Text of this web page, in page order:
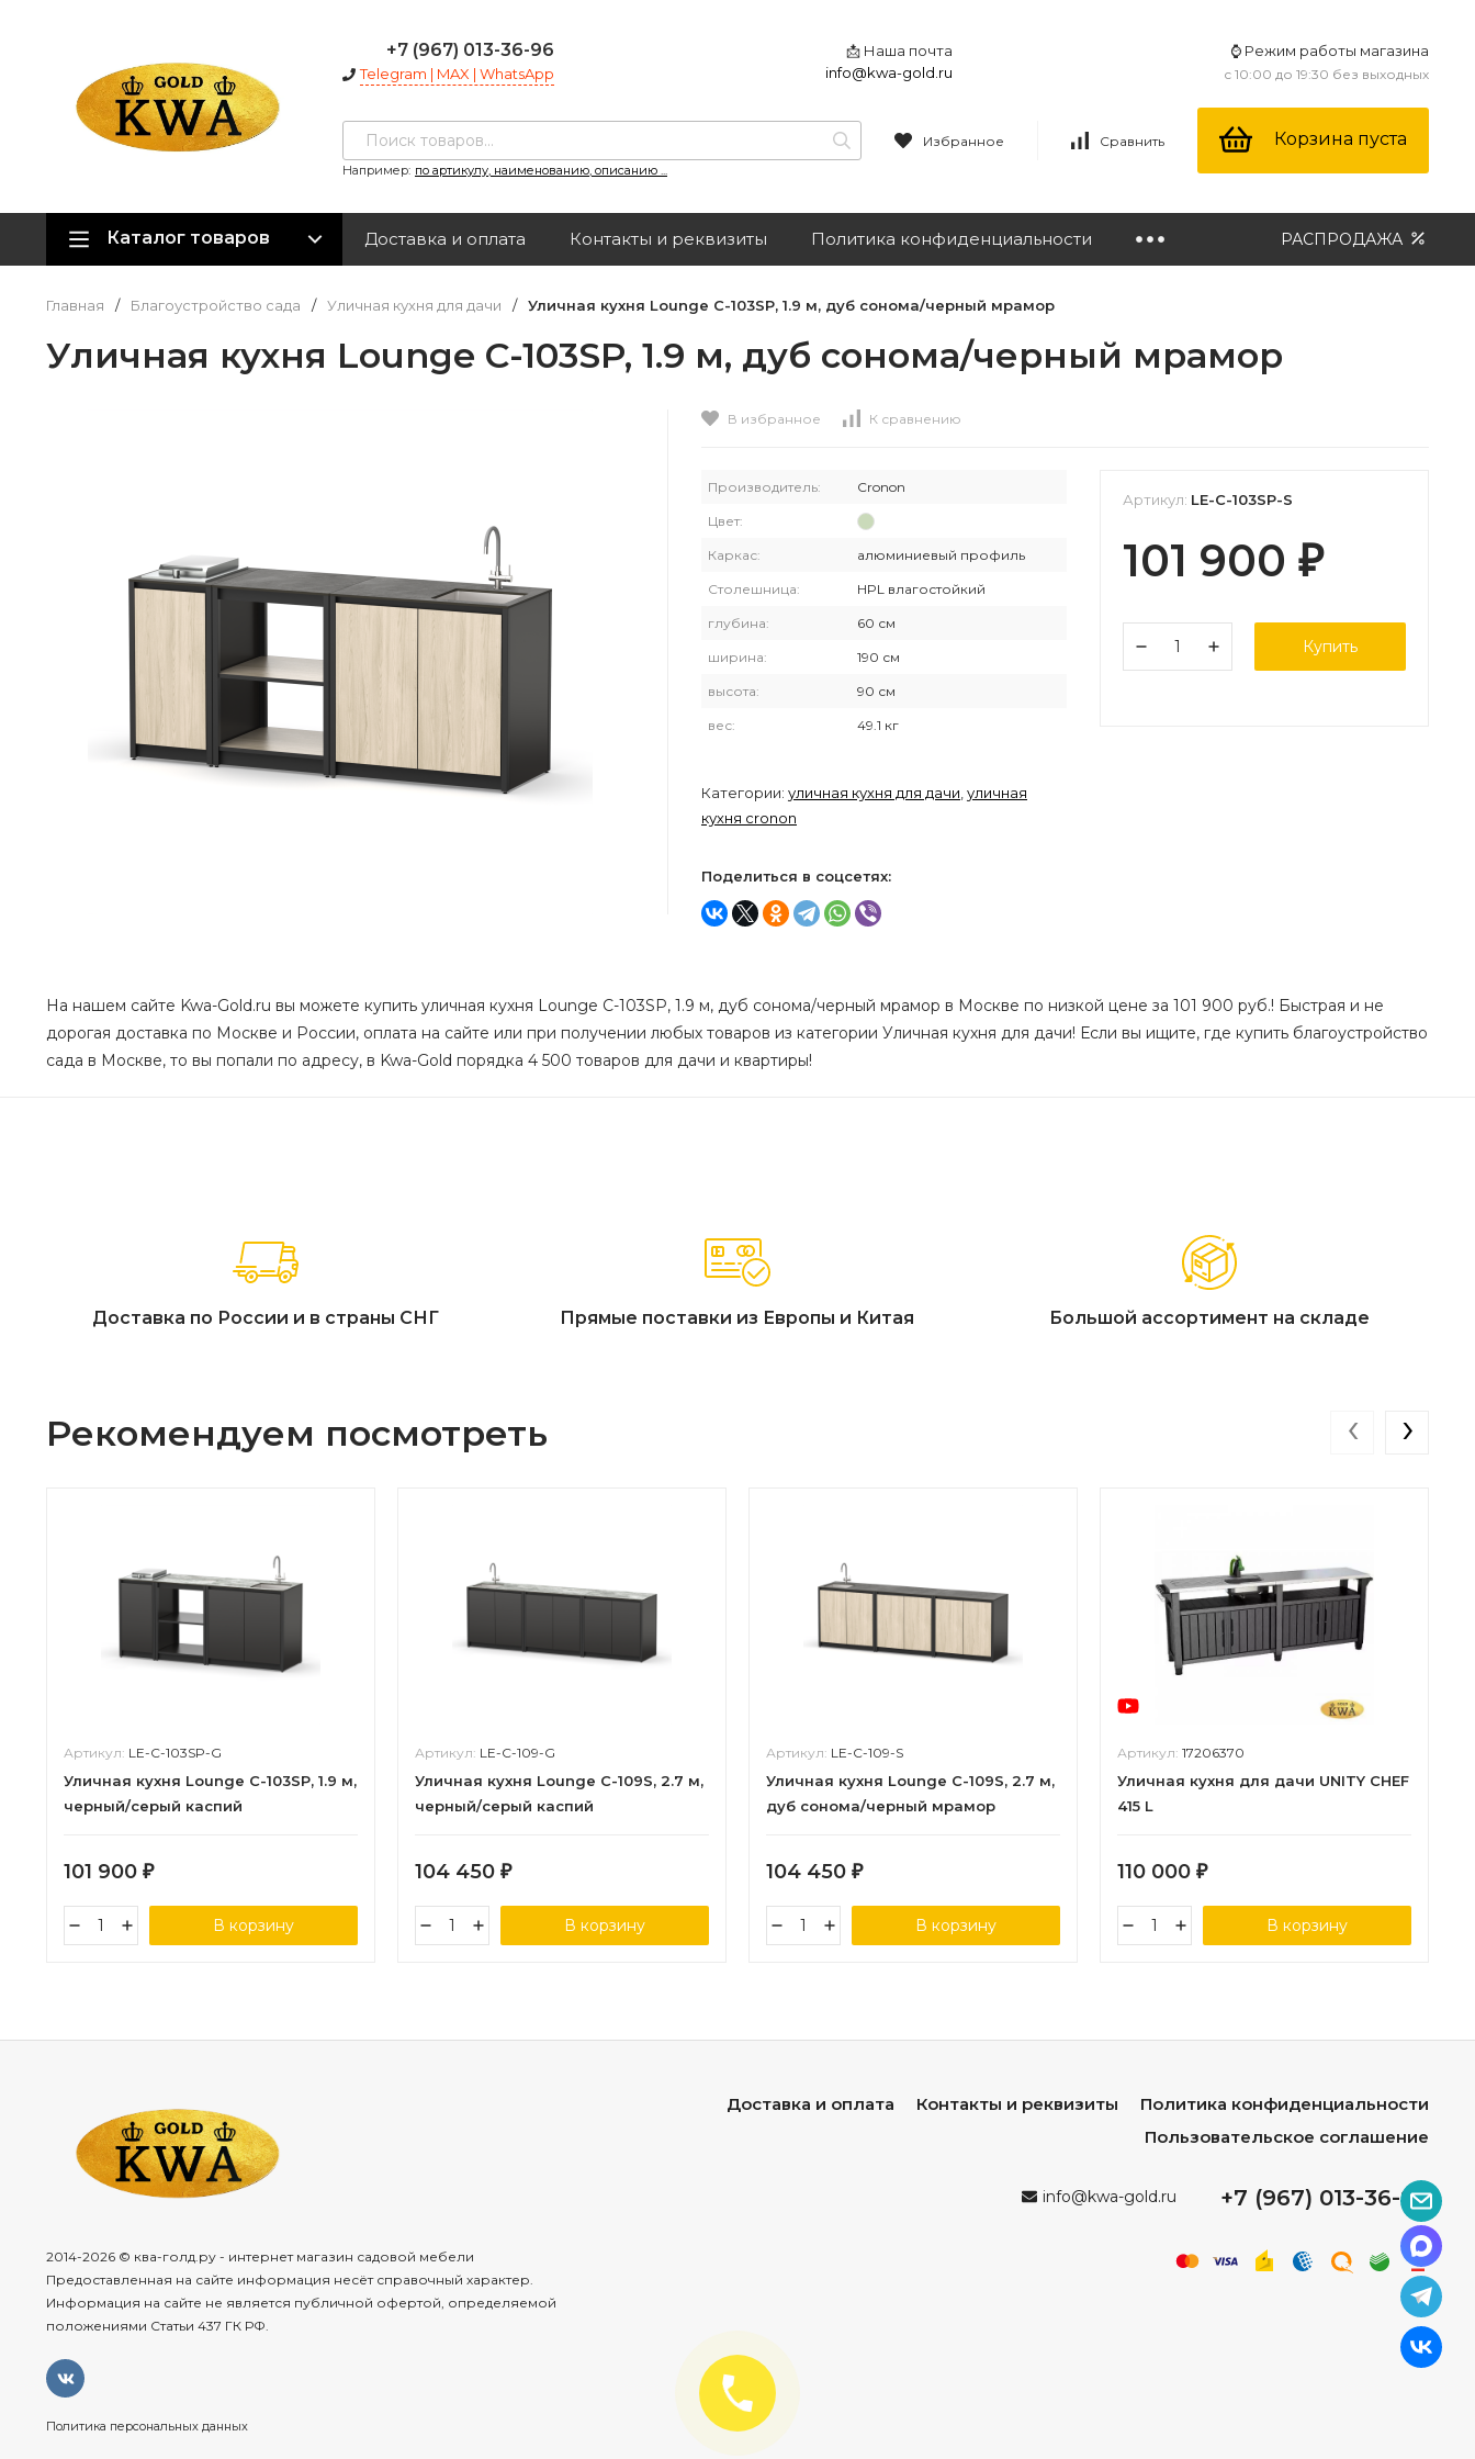
+7 (967) 013-36-96
Telegram | MAX | WhatsApp
📩 Наша почта
info@kwa-gold.ru
⌚ Режим работы магазина
с 10:00 до 19:30 без выходных
Например: по артикулу, наименованию, описанию ...
Избранное Сравнить Корзина пуста
Каталог товаров Доставка и оплата Контакты и реквизиты Политика конфиденциальности РАСПРОДАЖА
Главная / Благоустройство сада / Уличная кухня для дачи / Уличная кухня Lounge C-103SP, 1.9 м, дуб сонома/черный мрамор
Уличная кухня Lounge C-103SP, 1.9 м, дуб сонома/черный мрамор
В избранное К сравнению
Производитель: Cronon
Цвет:
Каркас: алюминиевый профиль
Столешница: HPL влагостойкий
глубина: 60 см
ширина: 190 см
высота: 90 см
вес: 49.1 кг
Категории: уличная кухня для дачи уличная
кухня cronon
Поделиться в соцсетях:
Артикул: LE-C-103SP-S
101 900 ₽
Купить
На нашем сайте Kwa-Gold.ru вы можете купить уличная кухня Lounge C-103SP, 1.9 м, дуб сонома/черный мрамор в Москве по низкой цене за 101 900 руб.! Быстрая и не
дорогая доставка по Москве и России, оплата на сайте или при получении любых товаров из категории Уличная кухня для дачи! Если вы ищите, где купить благоустройство
сада в Москве, то вы попали по адресу, в Kwa-Gold порядка 4 500 товаров для дачи и квартиры!
Доставка по России и в страны СНГ Прямые поставки из Европы и Китая Большой ассортимент на складе
Рекомендуем посмотреть
Артикул: LE-C-103SP-G
Уличная кухня Lounge C-103SP, 1.9 м,
черный/серый каспий
101 900 ₽
В корзину
Артикул: LE-C-109-G
Уличная кухня Lounge C-109S, 2.7 м,
черный/серый каспий
104 450 ₽
В корзину
Артикул: LE-C-109-S
Уличная кухня Lounge C-109S, 2.7 м,
дуб сонома/черный мрамор
104 450 ₽
В корзину
Артикул: 17206370
Уличная кухня для дачи UNITY CHEF
415 L
110 000 ₽
В корзину
‹ ›
2014-2026 © ква-голд.ру - интернет магазин садовой мебели
Предоставленная на сайте информация несёт справочный характер.
Информация на сайте не является публичной офертой, определяемой
положениями Статьи 437 ГК РФ.
Политика персональных данных
Доставка и оплата Контакты и реквизиты
Политика конфиденциальности
Пользовательское соглашение
info@kwa-gold.ru +7 (967) 013-36-96